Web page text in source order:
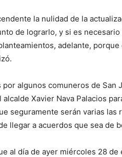
la nulidad de la
de lograrlo, y si es
adelante,
algunos comuneros de San
Xavier Nava Palacios
seguramente serán varias las
llegar a acuerdos que sea de
al día de ayer miércoles 28 de